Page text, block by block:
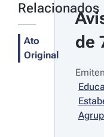
Relacionados
Ato
Original
de